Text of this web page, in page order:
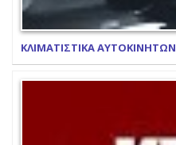
ΚΛΙΜΑΤΙΣΤΙΚΑ ΑΥΤΟΚΙΝΗΤΩΝ